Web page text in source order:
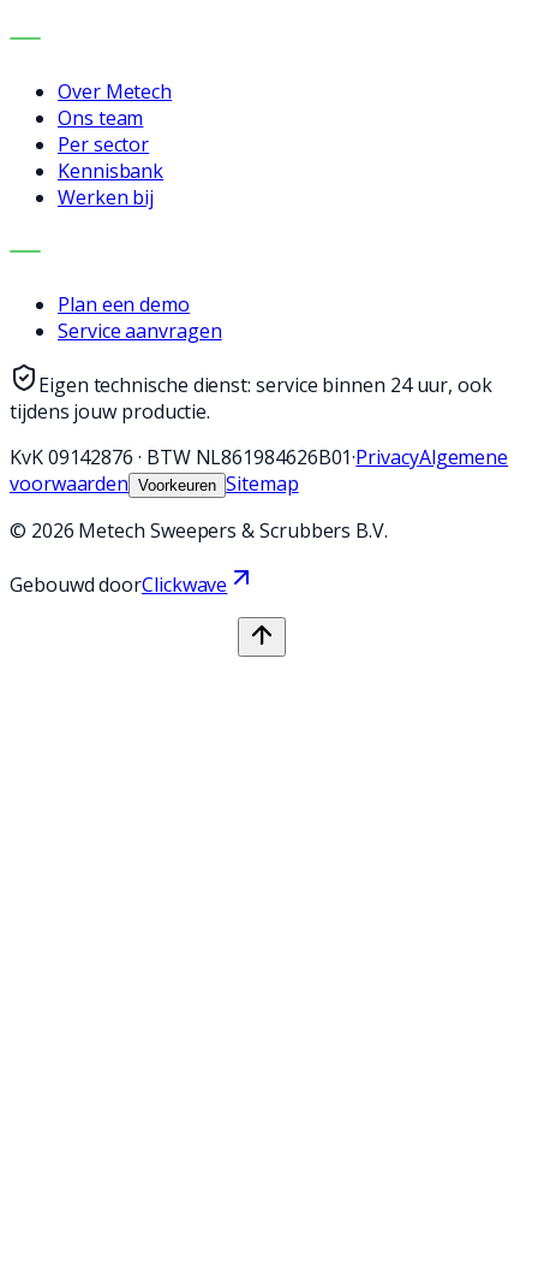
BEDRIJF
Over Metech
Ons team
Per sector
Kennisbank
Werken bij
CONTACT
Plan een demo
Service aanvragen
Eigen technische dienst: service binnen 24 uur, ook
tijdens jouw productie.
KvK09142876 · BTW NL861984626B01·PrivacyAlgemene
voorwaarden Voorkeuren Sitemap
© 2026 Metech Sweepers & Scrubbers B.V.
Gebouwd doorClickwave